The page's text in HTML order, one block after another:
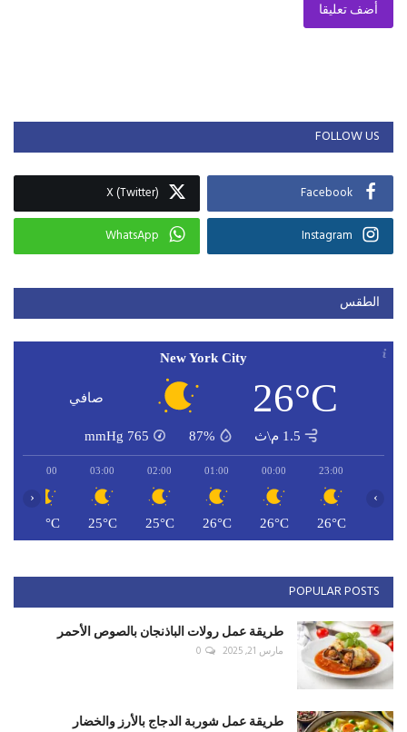
أضف تعليقا
FOLLOW US
Facebook
X (Twitter)
Instagram
WhatsApp
الطقس
New York City
26°C صافي
1.5 م\ث 87%
765
mmHg
23:00
26°C
00:00
26°C
01:00
26°C
02:00
25°C
03:00
25°C
04:00
25°C
‹ ›
POPULAR POSTS
طريقة عمل رولات الباذنجان بالصوص الأحمر
مارس 21, 2025 0
طريقة عمل شوربة الدجاج بالأرز والخضار